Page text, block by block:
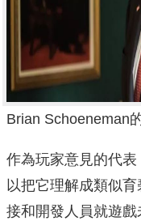
Brian Schoeneman
作為玩家意見的代
以把它理解成類似
接和開發人員就遊